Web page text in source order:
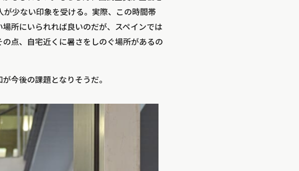
少ない印象を受ける。実際、この時間帯
所にいられれば良いのだが、スペインでは
点、自宅近くに暑さをしのぐ場所があるの
今後の課題となりそうだ。